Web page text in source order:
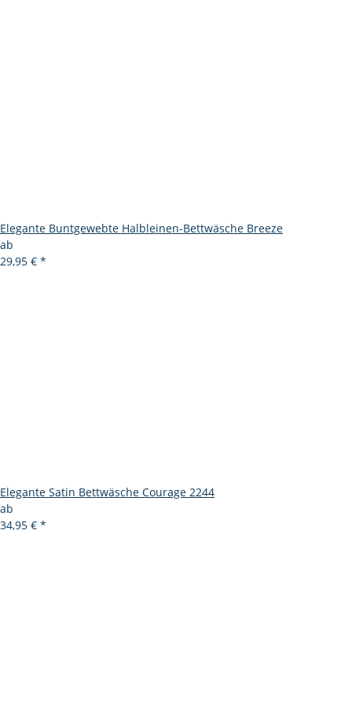
Elegante Buntgewebte Halbleinen-Bettwäsche Breeze
ab
29,95 € *
Elegante Satin Bettwäsche Courage 2244
ab
34,95 € *